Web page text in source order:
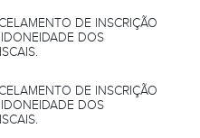
DE INSCRIÇÃO
DOS
DE INSCRIÇÃO
DOS